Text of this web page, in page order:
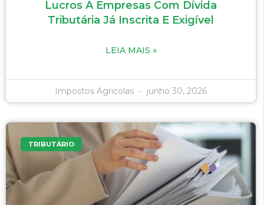
Lucros A Empresas Com Dívida
Tributária Já Inscrita E Exigível
LEIA MAIS »
Impostos Agricolas junho 30, 2026
TRIBUTÁRIO